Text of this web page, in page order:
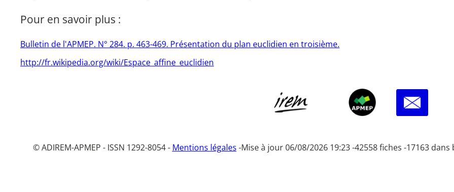
Pour en savoir plus :
Bulletin de l'APMEP. N° 284. p. 463-469. Présentation du plan euclidien en troisième.
http://fr.wikipedia.org/wiki/Espace_affine_euclidien
© ADIREM-APMEP - ISSN 1292-8054 - Mentions légales -Mise à jour 06/08/2026 19:23 -42558 fiches -17163